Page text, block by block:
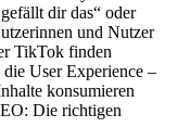
dir das“ oder
und Nutzer
TikTok finden
User Experience –
konsumieren
Die richtigen